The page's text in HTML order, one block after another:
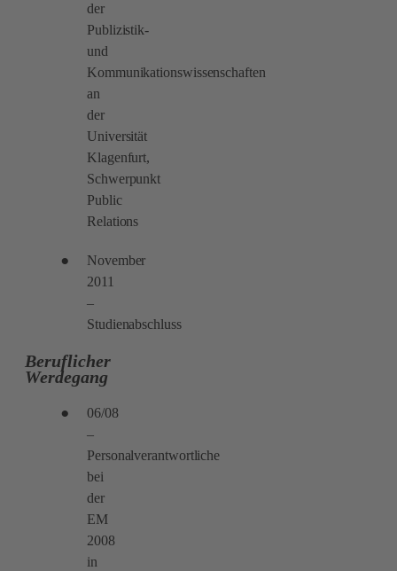
der
Publizistik-
und
Kommunikationswissenschaften
an
der
Universität
Klagenfurt,
Schwerpunkt
Public
Relations
November
2011
–
Studienabschluss
Beruflicher
Werdegang
06/08
–
Personalverantwortliche
bei
der
EM
2008
in